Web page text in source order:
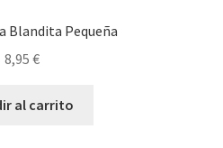
Blandita Pequeña
8,95 €
al carrito